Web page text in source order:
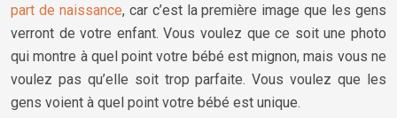
part de naissance, car c’est la première image que les gens
verront de votre enfant. Vous voulez que ce soit une photo
qui montre à quel point votre bébé est mignon, mais vous ne
voulez pas qu’elle soit trop parfaite. Vous voulez que les
gens voient à quel point votre bébé est unique.